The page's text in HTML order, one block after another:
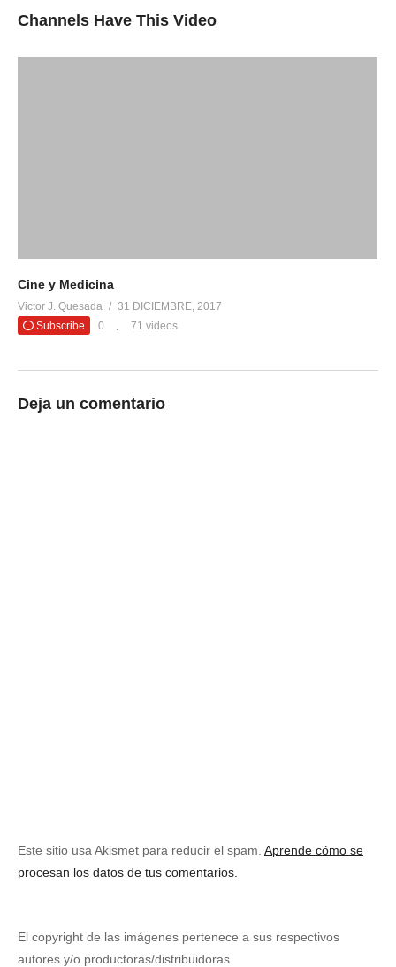
Channels Have This Video
Cine y Medicina
Victor J. Quesada
31 DICIEMBRE, 2017
Subscribe
0 71 videos
Deja un comentario
Este sitio usa Akismet para reducir el spam. Aprende cómo se
procesan los datos de tus comentarios.
El copyright de las imágenes pertenece a sus respectivos
autores y/o productoras/distribuidoras.